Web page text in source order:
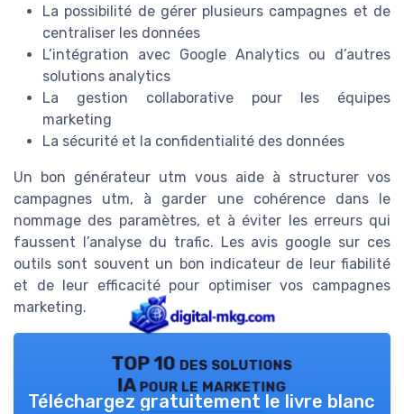
La possibilité de gérer plusieurs campagnes et de
centraliser les données
L’intégration avec Google Analytics ou d’autres
solutions analytics
La gestion collaborative pour les équipes
marketing
La sécurité et la confidentialité des données
Un bon générateur utm vous aide à structurer vos
campagnes utm, à garder une cohérence dans le
nommage des paramètres, et à éviter les erreurs qui
faussent l’analyse du trafic. Les avis google sur ces
outils sont souvent un bon indicateur de leur fiabilité
et de leur efficacité pour optimiser vos campagnes
marketing.
TOP 10 des solutions
IA pour le marketing
Téléchargez gratuitement le livre blanc